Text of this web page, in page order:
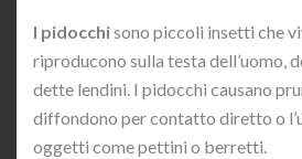
I pidocchisono piccoli insetti che
riproducono sulla testa dell’uomo,
dette lendini. I pidocchi causano
diffondono per contatto diretto o
oggetti come pettini o berretti.